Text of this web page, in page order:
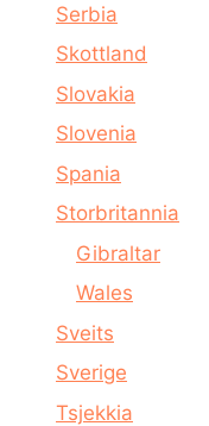
Serbia
Skottland
Slovakia
Slovenia
Spania
Storbritannia
Gibraltar
Wales
Sveits
Sverige
Tsjekkia